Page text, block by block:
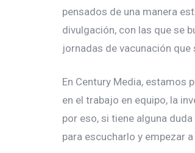
pensados de una manera
divulgación, con las que se
jornadas de vacunación
En Century Media, estamos
en el trabajo en equipo, la
por eso, si tiene alguna
para escucharlo y empezar